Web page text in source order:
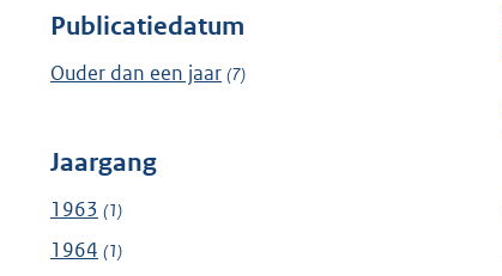
Publicatiedatum
Ouder dan een jaar (7)
Jaargang
1963 (1)
1964 (1)